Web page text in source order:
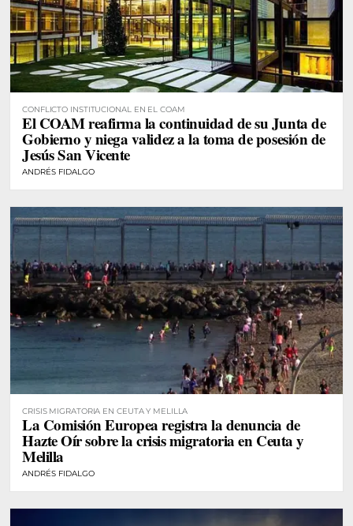
CONFLICTO INSTITUCIONAL EN EL COAM
El COAM reafirma la continuidad de su Junta de
Gobierno y niega validez a la toma de posesión de
Jesús San Vicente
ANDRÉS FIDALGO
CRISIS MIGRATORIA EN CEUTA Y MELILLA
La Comisión Europea registra la denuncia de
Hazte Oír sobre la crisis migratoria en Ceuta y
Melilla
ANDRÉS FIDALGO